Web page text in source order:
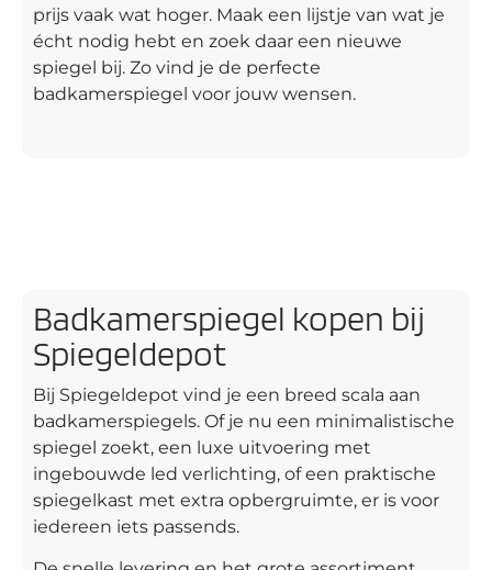
prijs vaak wat hoger. Maak een lijstje van wat je
écht nodig hebt en zoek daar een nieuwe
spiegel bij. Zo vind je de perfecte
badkamerspiegel voor jouw wensen.
Badkamerspiegel kopen bij
Spiegeldepot
Bij Spiegeldepot vind je een breed scala aan
badkamerspiegels. Of je nu een minimalistische
spiegel zoekt, een luxe uitvoering met
ingebouwde led verlichting, of een praktische
spiegelkast met extra opbergruimte, er is voor
iedereen iets passends.